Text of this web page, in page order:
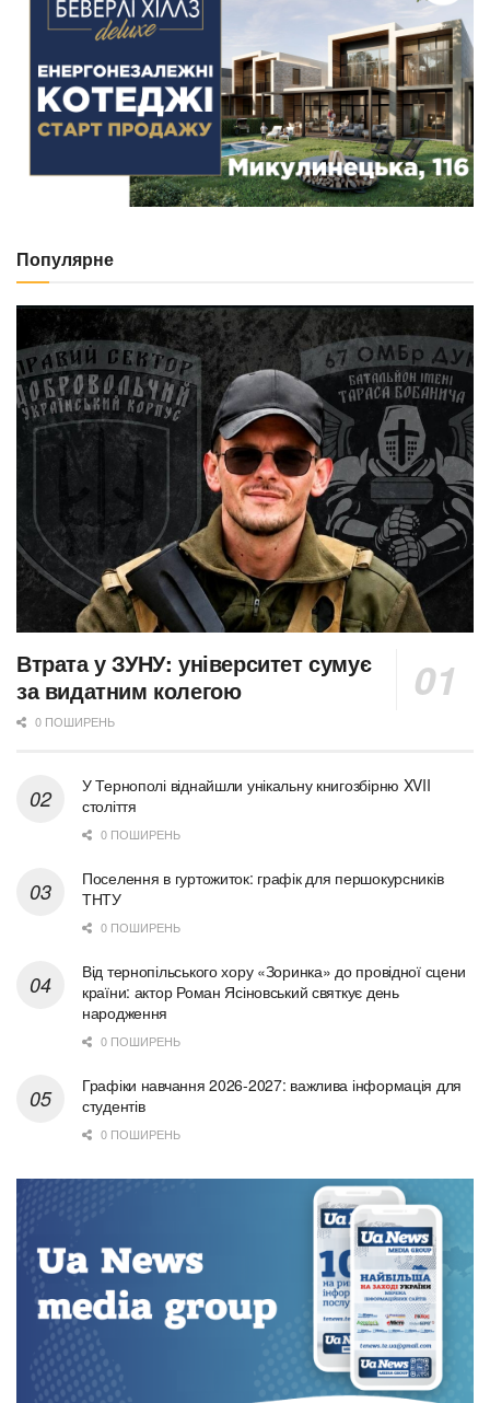
Популярне
Втрата у ЗУНУ: університет сумує
за видатним колегою
0 ПОШИРЕНЬ
У Тернополі віднайшли унікальну книгозбірню XVII
століття
0 ПОШИРЕНЬ
Поселення в гуртожиток: графік для першокурсників
ТНТУ
0 ПОШИРЕНЬ
Від тернопільського хору «Зоринка» до провідної сцени
країни: актор Роман Ясіновський святкує день
народження
0 ПОШИРЕНЬ
Графіки навчання 2026-2027: важлива інформація для
студентів
0 ПОШИРЕНЬ